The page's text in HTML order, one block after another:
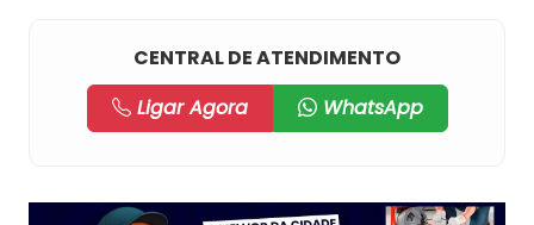
CENTRAL DE ATENDIMENTO
Ligar Agora
WhatsApp